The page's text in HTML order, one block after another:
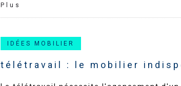
Plus
IDÉES MOBILIER
télétravail : le mobilier